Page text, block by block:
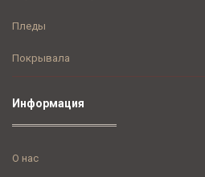
Пледы
Покрывала
Информация
О нас